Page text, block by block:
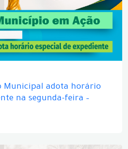
Municipal adota horário
na segunda-feira –